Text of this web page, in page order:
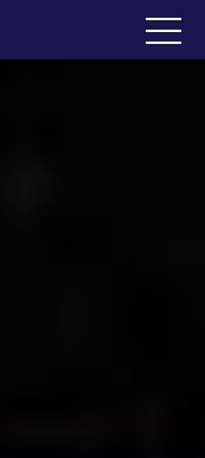
Η άβολη αλήθεια